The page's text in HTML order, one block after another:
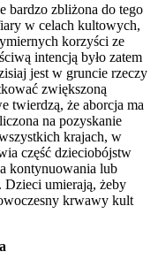
bardzo zbliżona do tego
w celach kultowych,
korzyści ze
intencją było zatem
jest w gruncie rzeczy
zwiększoną
twierdzą, że aborcja ma
na pozyskanie
krajach, w
część dzieciobójstw
kontynuowania lub
umierają, żeby
krwawy kult